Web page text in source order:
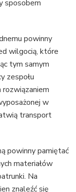
sposobem
powinny
wilgocią, które
tym samym
zespołu
w
transport
powinny pamiętać
materiałów
Na
znaleźć się